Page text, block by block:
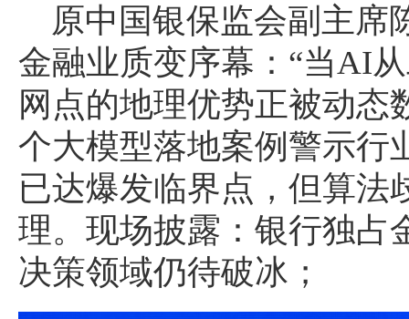
原中国银保监会副主席
金融业质变序幕：“当AI
网点的地理优势正被动态
个大模型落地案例警示
已达爆发临界点，但算法
理。现场披露：银行独占
决策领域仍待破冰；